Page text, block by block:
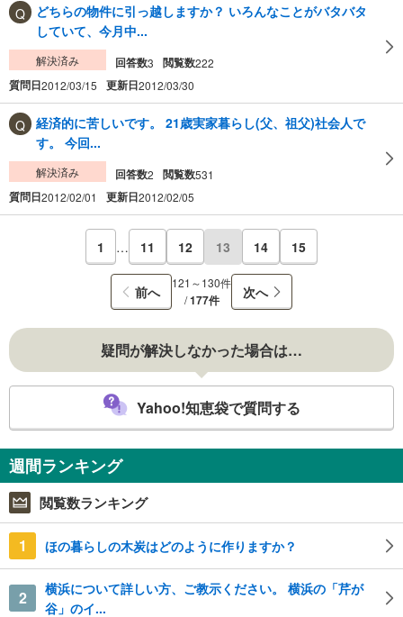
どちらの物件に引っ越しますか？ いろんなことがバタバタ
していて、今月中...
解決済み 回答数3 閲覧数222
質問日2012/03/15 更新日2012/03/30
経済的に苦しいです。 21歳実家暮らし(父、祖父)社会人で
す。 今回...
解決済み 回答数2 閲覧数531
質問日2012/02/01 更新日2012/02/05
1 … 11 12 13 14 15
前へ
121～130件
/177件 次へ
疑問が解決しなかった場合は…
Yahoo!知恵袋で質問する
週間ランキング
閲覧数ランキング
1 ほの暮らしの木炭はどのように作りますか？
2
横浜について詳しい方、ご教示ください。 横浜の「芹が
谷」のイ...